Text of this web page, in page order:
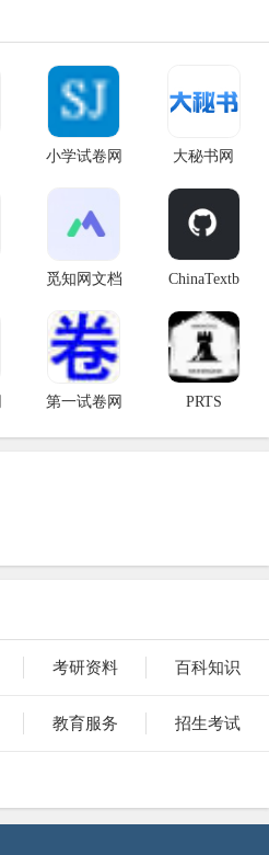
小学试卷网 大秘书网
觅知网文档 ChinaTextb
第一试卷网 PRTS
考研资料 百科知识
教育服务 招生考试